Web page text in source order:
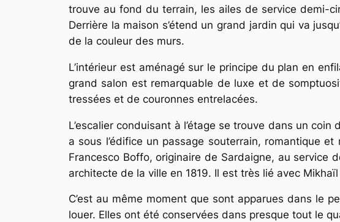
trouve au fond du terrain, les ailes de service demi-
Derrière la maison s’étend un grand jardin qui va
de la couleur des murs.
L’intérieur est aménagé sur le principe du plan en
grand salon est remarquable de luxe et de
tressées et de couronnes entrelacées.
L’escalier conduisant à l’étage se trouve dans un
a sous l’édifice un passage souterrain, romantique
Francesco Boffo, originaire de Sardaigne, au service
architecte de la ville en 1819. Il est très lié avec
C’est au même moment que sont apparues dans lе
louer. Elles ont été conservées dans presque tout le